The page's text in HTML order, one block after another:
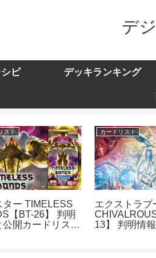
デ
ピ デッキランキング
スト
ター TIMELESS
【BT-26】 判明
公開カードリスト
カードリスト
エクストラブ
13】 判明情